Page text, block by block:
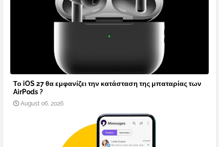
Το iOS 27 θα εμφανίζει την κατάσταση της μπαταρίας των
AirPods ?
August 06, 2026